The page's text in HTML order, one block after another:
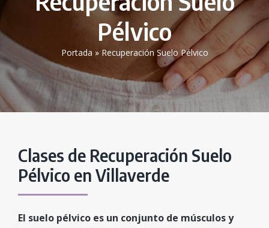
Pélvico
Portada » Recuperación Suelo Pélvico
Clases de Recuperación Suelo
Pélvico en Villaverde
El suelo pélvico es un conjunto de músculos y